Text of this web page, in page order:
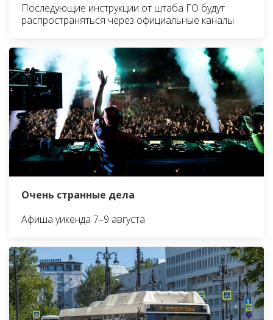
Последующие инструкции от штаба ГО будут
распространяться через официальные каналы
Очень странные дела
Афиша уикенда 7–9 августа